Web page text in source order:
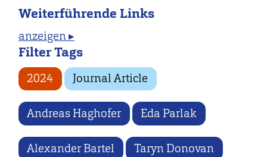
Weiterführende Links
anzeigen ▸
Filter Tags
2024 Journal Article
Andreas Haghofer Eda Parlak
Alexander Bartel Taryn Donovan